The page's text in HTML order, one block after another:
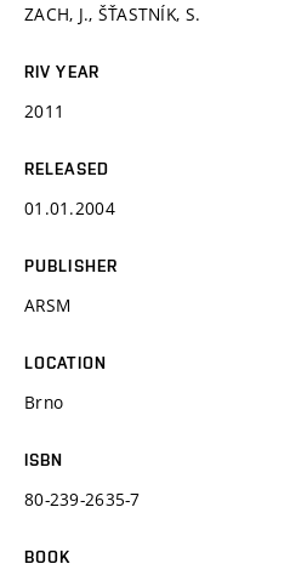
ZACH, J., ŠŤASTNÍK, S.
RIV YEAR
2011
RELEASED
01.01.2004
PUBLISHER
ARSM
LOCATION
Brno
ISBN
80-239-2635-7
BOOK